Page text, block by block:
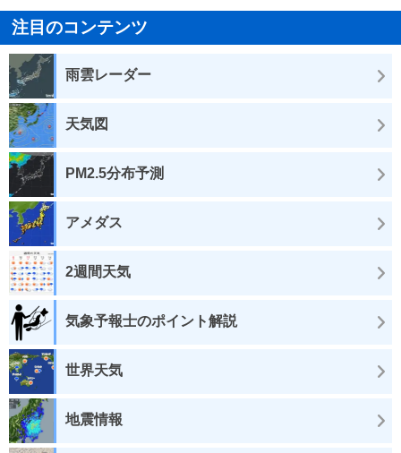
注目のコンテンツ
雨雲レーダー
天気図
PM2.5分布予測
アメダス
2週間天気
気象予報士のポイント解説
世界天気
地震情報